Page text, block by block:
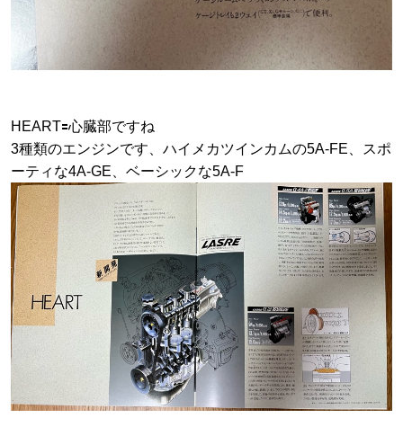
HEART🟰心臓部ですね
3種類のエンジンです、ハイメカツインカムの5A-FE、スポ
ーティな4A-GE、ベーシックな5A-F